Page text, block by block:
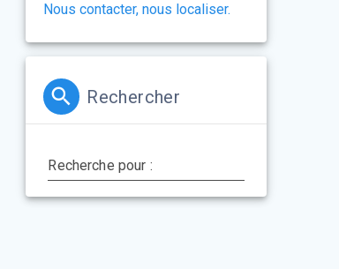
Nous contacter, nous localiser.
Rechercher
Recherche pour :